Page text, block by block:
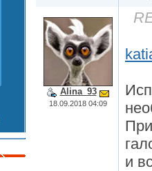
Alina_93
18.09.2018 04:09
и